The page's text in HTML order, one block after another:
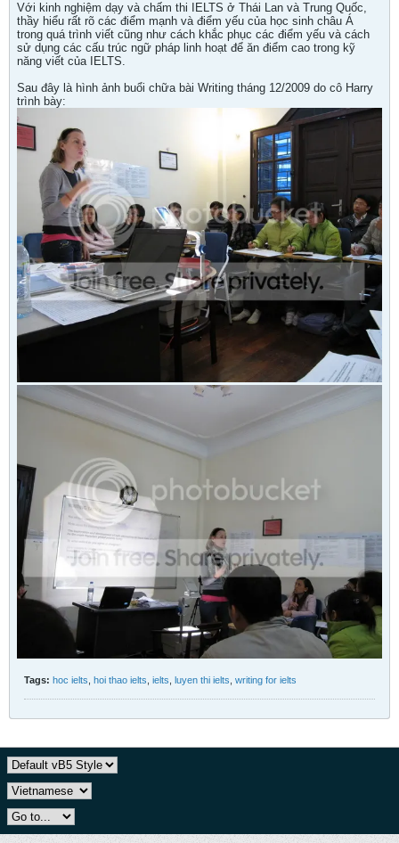
Với kinh nghiệm dạy và chấm thi IELTS ở Thái Lan và Trung Quốc,
thầy hiểu rất rõ các điểm mạnh và điểm yếu của học sinh châu Á
trong quá trình viết cũng như cách khắc phục các điểm yếu và cách
sử dụng các cấu trúc ngữ pháp linh hoạt để ăn điểm cao trong kỹ
năng viết của IELTS.
Sau đây là hình ảnh buổi chữa bài Writing tháng 12/2009 do cô Harry
trình bày:
Tags: hoc ielts hoi thao ielts ielts luyen thi ielts writing for ielts